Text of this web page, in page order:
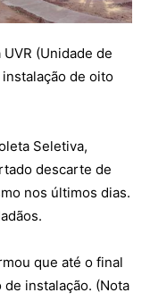
(Unidade de
de oito
Seletiva,
descarte de
nos últimos dias.
que até o final
instalação. (Nota